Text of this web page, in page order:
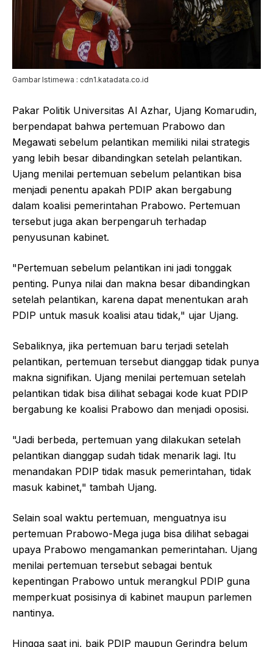
Gambar Istimewa : cdn1.katadata.co.id
Pakar Politik Universitas Al Azhar, Ujang Komarudin,
berpendapat bahwa pertemuan Prabowo dan
Megawati sebelum pelantikan memiliki nilai strategis
yang lebih besar dibandingkan setelah pelantikan.
Ujang menilai pertemuan sebelum pelantikan bisa
menjadi penentu apakah PDIP akan bergabung
dalam koalisi pemerintahan Prabowo. Pertemuan
tersebut juga akan berpengaruh terhadap
penyusunan kabinet.
"Pertemuan sebelum pelantikan ini jadi tonggak
penting. Punya nilai dan makna besar dibandingkan
setelah pelantikan, karena dapat menentukan arah
PDIP untuk masuk koalisi atau tidak," ujar Ujang.
Sebaliknya, jika pertemuan baru terjadi setelah
pelantikan, pertemuan tersebut dianggap tidak punya
makna signifikan. Ujang menilai pertemuan setelah
pelantikan tidak bisa dilihat sebagai kode kuat PDIP
bergabung ke koalisi Prabowo dan menjadi oposisi.
"Jadi berbeda, pertemuan yang dilakukan setelah
pelantikan dianggap sudah tidak menarik lagi. Itu
menandakan PDIP tidak masuk pemerintahan, tidak
masuk kabinet," tambah Ujang.
Selain soal waktu pertemuan, menguatnya isu
pertemuan Prabowo-Mega juga bisa dilihat sebagai
upaya Prabowo mengamankan pemerintahan. Ujang
menilai pertemuan tersebut sebagai bentuk
kepentingan Prabowo untuk merangkul PDIP guna
memperkuat posisinya di kabinet maupun parlemen
nantinya.
Hingga saat ini, baik PDIP maupun Gerindra belum